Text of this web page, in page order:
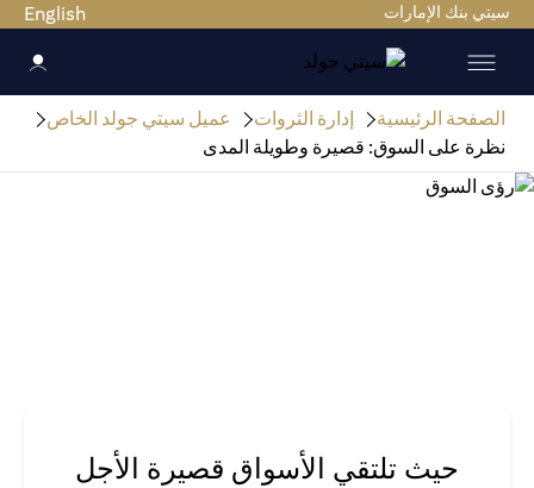
سيتي بنك الإمارات English
الصفحة الرئيسية إدارة الثروات
عميل سيتي جولد الخاص
نظرة على السوق: قصيرة وطويلة المدى
حيث تلتقي الأسواق قصيرة الأجل